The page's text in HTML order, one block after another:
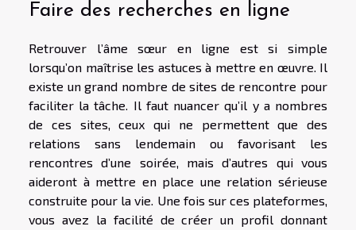
Faire des recherches en ligne
Retrouver l’âme sœur en ligne est si simple
lorsqu’on maîtrise les astuces à mettre en œuvre. Il
existe un grand nombre de sites de rencontre pour
faciliter la tâche. Il faut nuancer qu’il y a nombres
de ces sites, ceux qui ne permettent que des
relations sans lendemain ou favorisant les
rencontres d’une soirée, mais d’autres qui vous
aideront à mettre en place une relation sérieuse
construite pour la vie. Une fois sur ces plateformes,
vous avez la facilité de créer un profil donnant